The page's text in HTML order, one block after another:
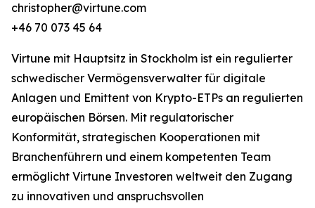
christopher@virtune.com
+46 70 073 45 64
Virtune mit Hauptsitz in Stockholm ist ein regulierter
schwedischer Vermögensverwalter für digitale
Anlagen und Emittent von Krypto-ETPs an regulierten
europäischen Börsen. Mit regulatorischer
Konformität, strategischen Kooperationen mit
Branchenführern und einem kompetenten Team
ermöglicht Virtune Investoren weltweit den Zugang
zu innovativen und anspruchsvollen